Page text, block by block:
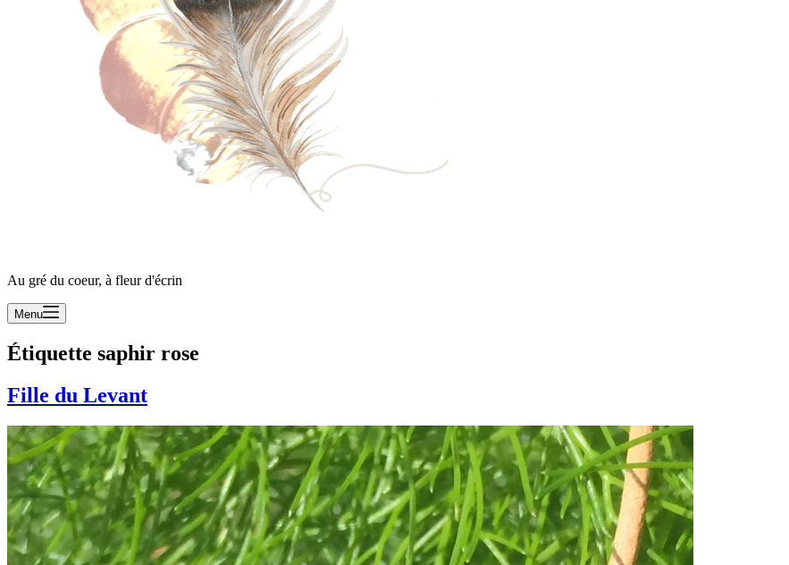
Au gré du coeur, à fleur d'écrin
Menu
Étiquette saphir rose
Fille du Levant